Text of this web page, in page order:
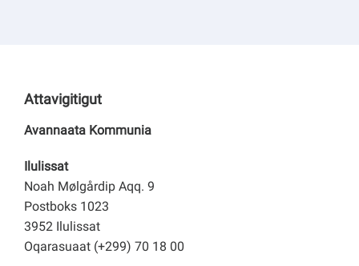
Attavigitigut
Avannaata Kommunia
Ilulissat
Noah Mølgårdip Aqq. 9
Postboks 1023
3952 Ilulissat
Oqarasuaat (+299) 70 18 00